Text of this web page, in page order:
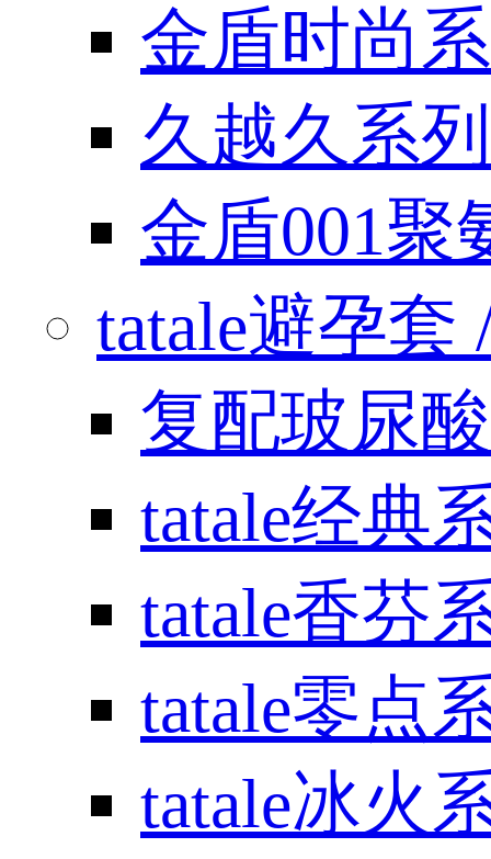
金盾时尚
久越久系列
金盾001聚
tatale避孕套
复配玻尿
tatale经典
tatale香芬
tatale零点
tatale冰火